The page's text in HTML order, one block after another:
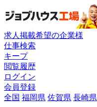
求人掲載希望の企業様
仕事検索
キープ
閲覧履歴
ログイン
会員登録
全国 福岡県 佐賀県 長崎県